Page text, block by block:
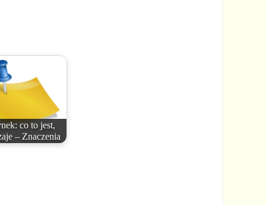
co to jest,
– Znaczenia